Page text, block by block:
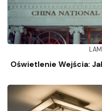
Oświetlenie Wejścia: